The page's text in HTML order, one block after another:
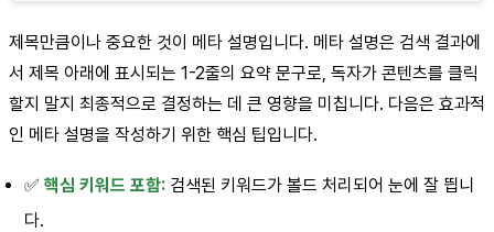
제목만큼이나 중요한 것이 메타 설명입니다. 메타 설명은 검색 결과에
서 제목 아래에 표시되는 1-2줄의 요약 문구로, 독자가 콘텐츠를 클릭
할지 말지 최종적으로 결정하는 데 큰 영향을 미칩니다. 다음은 효과적
인 메타 설명을 작성하기 위한 핵심 팁입니다.
✅ 핵심 키워드 포함: 검색된 키워드가 볼드 처리되어 눈에 잘 띕니
다.